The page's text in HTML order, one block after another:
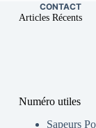
CONTACT
Articles Récents
Numéro utiles
Sapeurs